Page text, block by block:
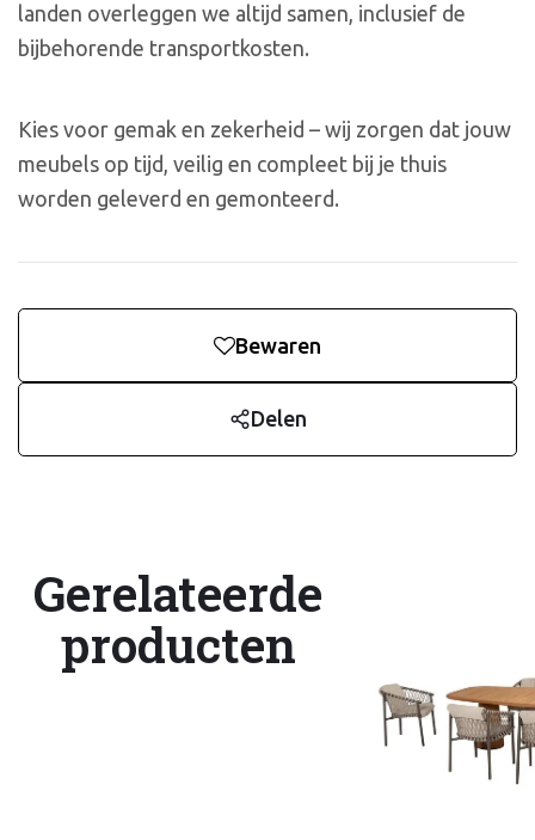
landen overleggen we altijd samen, inclusief de
bijbehorende transportkosten.
Kies voor gemak en zekerheid – wij zorgen dat jouw
meubels op tijd, veilig en compleet bij je thuis
worden geleverd en gemonteerd.
Bewaren
Delen
Gerelateerde
producten